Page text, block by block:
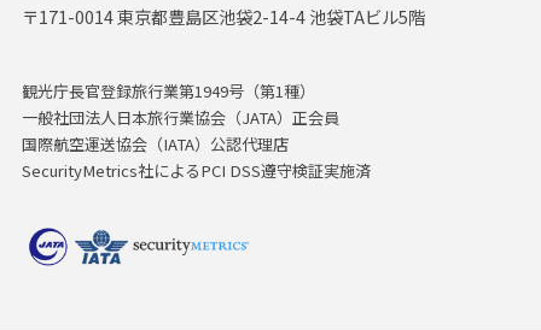
〒171-0014 東京都豊島区池袋2-14-4 池袋TAビル5階
観光庁長官登録旅行業第1949号（第1種）
一般社団法人日本旅行業協会（JATA）正会員
国際航空運送協会（IATA）公認代理店
SecurityMetrics社によるPCI DSS遵守検証実施済